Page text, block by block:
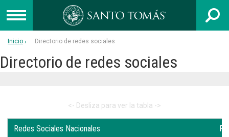
UNIVERSIDAD
INSTITUTO PROFESIONAL
Admisión
Inicio Directorio de redes sociales
Directorio de redes sociales
Redes Sociales Nacionales